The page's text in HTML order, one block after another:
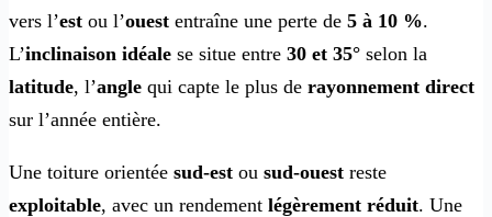
vers l’est ou l’ouest entraîne une perte de 5 à 10 %.
L’inclinaison idéale se situe entre 30 et 35° selon la
latitude, l’angle qui capte le plus de rayonnement direct
sur l’année entière.
Une toiture orientée sud-est ou sud-ouest reste
exploitable, avec un rendement légèrement réduit. Une